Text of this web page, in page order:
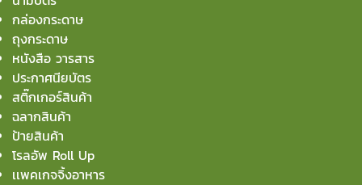
กล่องกระดาษ
ถุงกระดาษ
หนังสือ วารสาร
ประกาศนียบัตร
สติ๊กเกอร์สินค้า
ฉลากสินค้า
ป้ายสินค้า
โรลอัพ Roll Up
เเพคเกจจิ้งอาหาร